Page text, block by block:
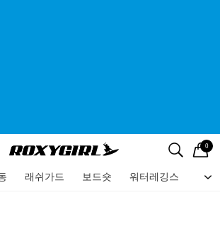
검색
로고 0
래쉬가드 보드숏 워터레깅스 비
메뉴